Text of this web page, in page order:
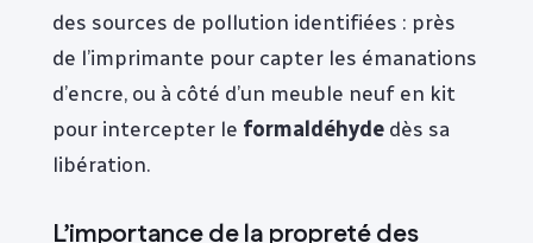
des sources de pollution identifiées : près
de l’imprimante pour capter les émanations
d’encre, ou à côté d’un meuble neuf en kit
pour intercepter le formaldéhyde dès sa
libération.
L’importance de la propreté des